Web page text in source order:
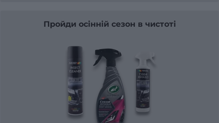
Пройди осінній сезон в чистоті